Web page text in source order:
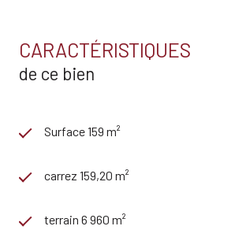
CARACTÉRISTIQUES
de ce bien
Surface 159 m²
carrez 159,20 m²
terrain 6 960 m²